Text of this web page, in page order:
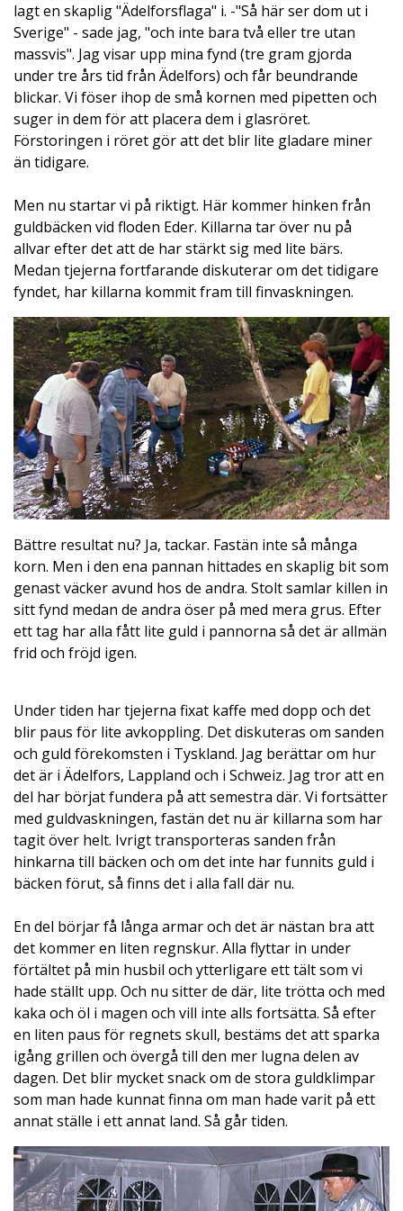
lagt en skaplig "Ädelforsflaga" i. -"Så här ser dom ut i
Sverige" - sade jag, "och inte bara två eller tre utan
massvis". Jag visar upp mina fynd (tre gram gjorda
under tre års tid från Ädelfors) och får beundrande
blickar. Vi föser ihop de små kornen med pipetten och
suger in dem för att placera dem i glasröret.
Förstoringen i röret gör att det blir lite gladare miner
än tidigare.
Men nu startar vi på riktigt. Här kommer hinken från
guldbäcken vid floden Eder. Killarna tar över nu på
allvar efter det att de har stärkt sig med lite bärs.
Medan tjejerna fortfarande diskuterar om det tidigare
fyndet, har killarna kommit fram till finvaskningen.
Bättre resultat nu? Ja, tackar. Fastän inte så många
korn. Men i den ena pannan hittades en skaplig bit som
genast väcker avund hos de andra. Stolt samlar killen in
sitt fynd medan de andra öser på med mera grus. Efter
ett tag har alla fått lite guld i pannorna så det är allmän
frid och fröjd igen.
Under tiden har tjejerna fixat kaffe med dopp och det
blir paus för lite avkoppling. Det diskuteras om sanden
och guld förekomsten i Tyskland. Jag berättar om hur
det är i Ädelfors, Lappland och i Schweiz. Jag tror att en
del har börjat fundera på att semestra där. Vi fortsätter
med guldvaskningen, fastän det nu är killarna som har
tagit över helt. Ivrigt transporteras sanden från
hinkarna till bäcken och om det inte har funnits guld i
bäcken förut, så finns det i alla fall där nu.
En del börjar få långa armar och det är nästan bra att
det kommer en liten regnskur. Alla flyttar in under
förtältet på min husbil och ytterligare ett tält som vi
hade ställt upp. Och nu sitter de där, lite trötta och med
kaka och öl i magen och vill inte alls fortsätta. Så efter
en liten paus för regnets skull, bestäms det att sparka
igång grillen och övergå till den mer lugna delen av
dagen. Det blir mycket snack om de stora guldklimpar
som man hade kunnat finna om man hade varit på ett
annat ställe i ett annat land. Så går tiden.